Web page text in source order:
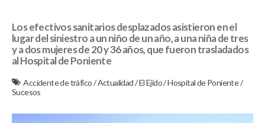
Los efectivos sanitarios desplazados asistieron en el
lugar del siniestro a un niño de un año, a una niña de tres
y a dos mujeres de 20 y 36 años, que fueron trasladados
al Hospital de Poniente
Accidente de tráfico/Actualidad/El Ejido/Hospital de Poniente/
Sucesos